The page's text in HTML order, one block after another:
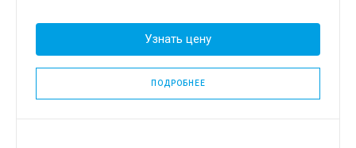
Узнать цену
ПОДРОБНЕЕ